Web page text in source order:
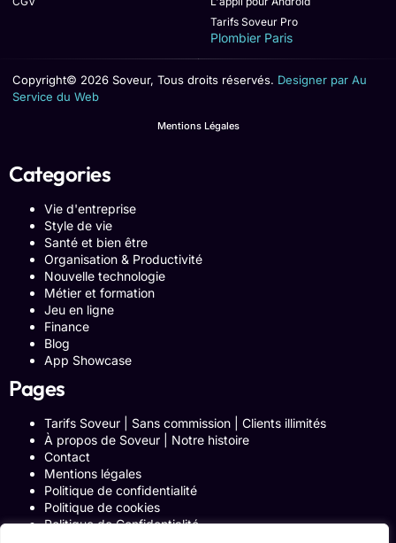
Tarifs Soveur Pro
Plombier Paris
Copyright© 2026 Soveur, Tous droits réservés. Designer par Au
Service du Web
Mentions Légales
Categories
Vie d'entreprise
Style de vie
Santé et bien être
Organisation & Productivité
Nouvelle technologie
Métier et formation
Jeu en ligne
Finance
Blog
App Showcase
Pages
Tarifs Soveur | Sans commission | Clients illimités
À propos de Soveur | Notre histoire
Contact
Mentions légales
Politique de confidentialité
Politique de cookies
Politique de Confidentialité